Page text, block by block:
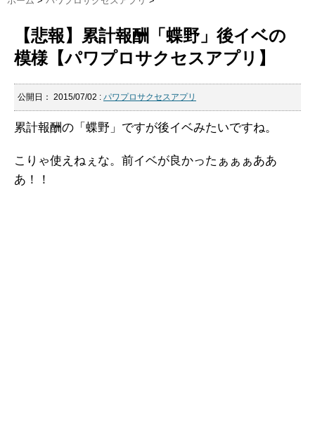
【悲報】累計報酬「蝶野」後イベの
模様【パワプロサクセスアプリ】
公開日： 2015/07/02 : パワプロサクセスアプリ
累計報酬の「蝶野」ですが後イベみたいですね。
こりゃ使えねぇな。前イベが良かったぁぁぁああ
あ！！